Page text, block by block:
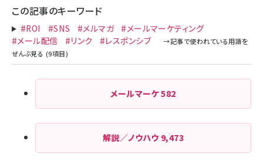
この記事のキーワード
#ROI #SNS #メルマガ
#メールマーケティング
#メール配信
#リンク #レスポンシブ
メールマーケ582
解説／ノウハウ 9,473